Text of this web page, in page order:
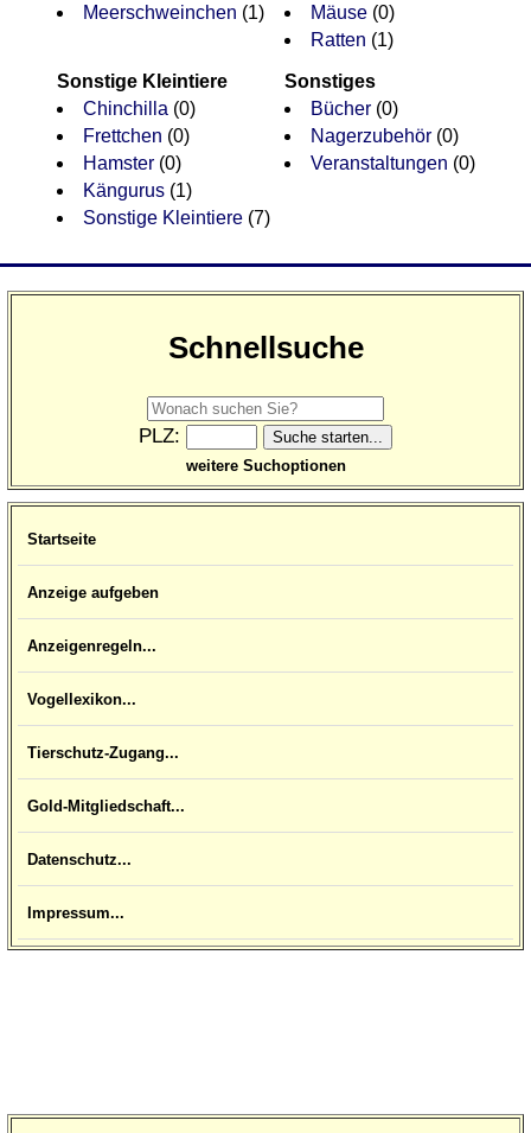
Schnellsuche
PLZ:
weitere Suchoptionen
Startseite
Anzeige aufgeben
Anzeigenregeln...
Vogellexikon...
Tierschutz-Zugang...
Gold-Mitgliedschaft...
Datenschutz...
Impressum...
Meerschweinchen (1)
Mäuse(0)
Ratten (1)
Sonstige Kleintiere
Chinchilla (0)
Frettchen (0)
Hamster(0)
Kängurus(1)
Sonstige Kleintiere(7)
Sonstiges
Bücher(0)
Nagerzubehör(0)
Veranstaltungen (0)